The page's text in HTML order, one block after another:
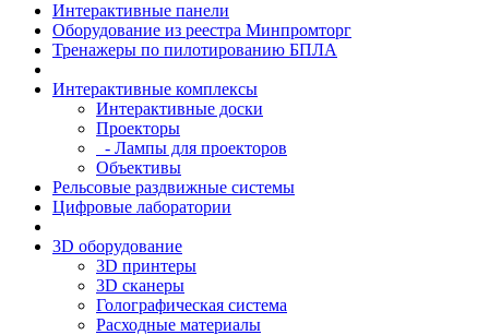
Интерактивные панели
Оборудование из реестра Минпромторг
Тренажеры по пилотированию БПЛА
Интерактивные комплексы
Интерактивные доски
Проекторы
- Лампы для проекторов
Объективы
Рельсовые раздвижные системы
Цифровые лаборатории
3D оборудование
3D принтеры
3D сканеры
Голографическая система
Расходные материалы